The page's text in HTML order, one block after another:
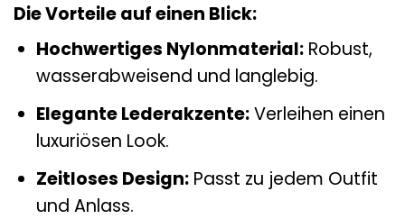
Die Vorteile auf einen Blick:
Hochwertiges Nylonmaterial:Robust,
wasserabweisend und langlebig.
Elegante Lederakzente:Verleihen einen
luxuriösen Look.
Zeitloses Design:Passt zu jedem Outfit
und Anlass.